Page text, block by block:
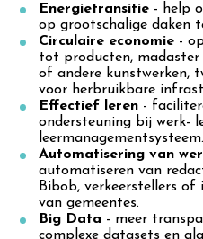
Energietransitie - help
op grootschalige daken
Circulaire economie -
tot producten,
of andere kunstwerken,
voor herbruikbare
Effectief leren -
ondersteuning bij werk-
leermanagementsysteem.
Automatisering van
automatiseren van
Bibob, verkeerstellers of
van gemeentes.
Big Data - meer
complexe datasets en